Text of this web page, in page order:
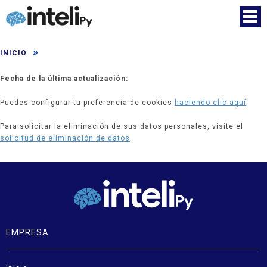
INICIO »
Fecha de la última actualización:
Puedes configurar tu preferencia de cookies haciendo clic aquí.
Para solicitar la eliminación de sus datos personales, visite el
solicitud de eliminación de datos .
EMPRESA